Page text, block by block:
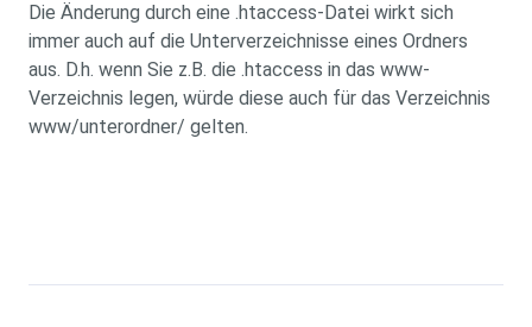
Die Änderung durch eine .htaccess-Datei wirkt sich
immer auch auf die Unterverzeichnisse eines Ordners
aus. D.h. wenn Sie z.B. die .htaccess in das www-
Verzeichnis legen, würde diese auch für das Verzeichnis
www/unterordner/ gelten.